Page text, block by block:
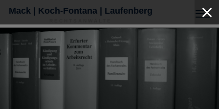
Mack | Koch-Fontana | Laufenberg